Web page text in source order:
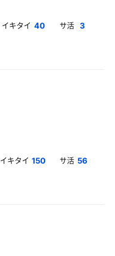
イキタイ 40 サ活 3
イキタイ 150 サ活 56